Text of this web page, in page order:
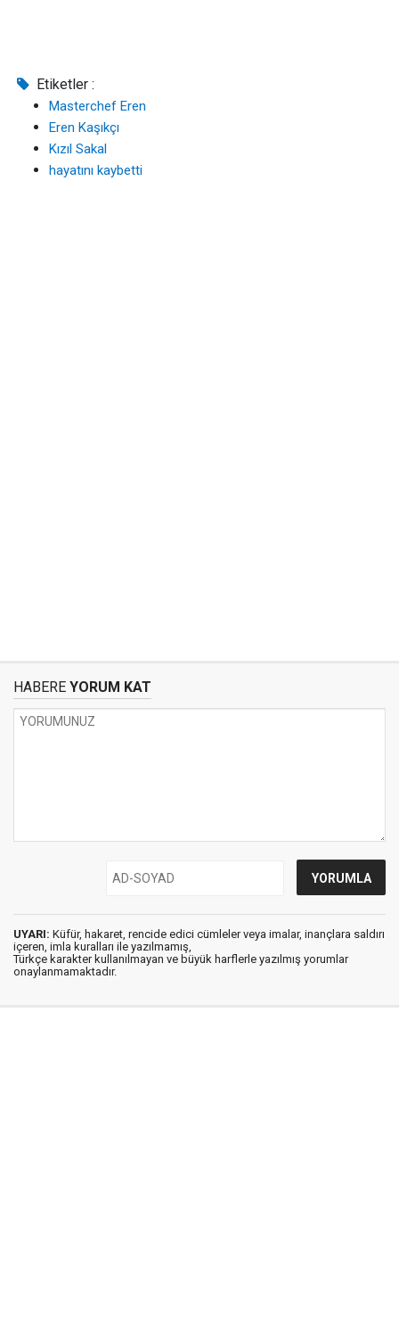
Etiketler :
Masterchef Eren
Eren Kaşıkçı
Kızıl Sakal
hayatını kaybetti
HABERE YORUM KAT
UYARI: Küfür, hakaret, rencide edici cümleler veya imalar, inançlara saldırı
içeren, imla kuralları ile yazılmamış,
Türkçe karakter kullanılmayan ve büyük harflerle yazılmış yorumlar
onaylanmamaktadır.